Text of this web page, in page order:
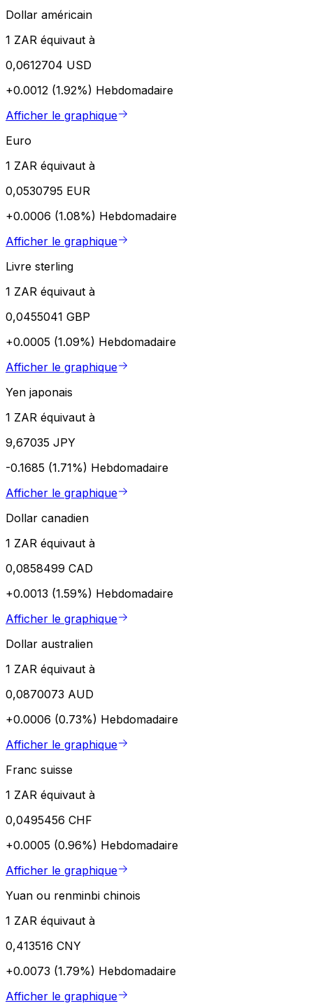
Dollar américain
1 ZAR équivaut à
0,0612704 USD
+0.0012 (1.92%) Hebdomadaire
Afficher le graphique
Euro
1 ZAR équivaut à
0,0530795 EUR
+0.0006 (1.08%) Hebdomadaire
Afficher le graphique
Livre sterling
1 ZAR équivaut à
0,0455041 GBP
+0.0005 (1.09%) Hebdomadaire
Afficher le graphique
Yen japonais
1 ZAR équivaut à
9,67035 JPY
-0.1685 (1.71%) Hebdomadaire
Afficher le graphique
Dollar canadien
1 ZAR équivaut à
0,0858499 CAD
+0.0013 (1.59%) Hebdomadaire
Afficher le graphique
Dollar australien
1 ZAR équivaut à
0,0870073 AUD
+0.0006 (0.73%) Hebdomadaire
Afficher le graphique
Franc suisse
1 ZAR équivaut à
0,0495456 CHF
+0.0005 (0.96%) Hebdomadaire
Afficher le graphique
Yuan ou renminbi chinois
1 ZAR équivaut à
0,413516 CNY
+0.0073 (1.79%) Hebdomadaire
Afficher le graphique